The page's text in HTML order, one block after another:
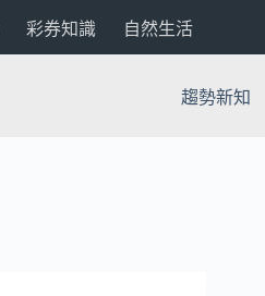
彩券知識 自然生活
趨勢新知